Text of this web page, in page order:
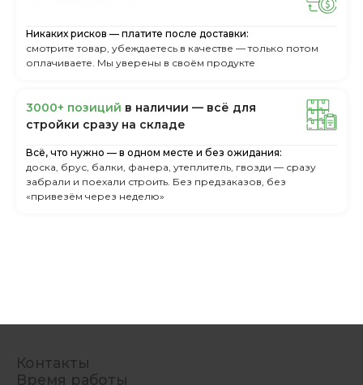
Никаких рисков — платите после доставки:
смотрите товар, убеждаетесь в качестве — только потом
оплачиваете. Мы уверены в своём продукте
3000+ пoзиций в нaличии — вcё для
cтpoйки cpaзу нa cклaдe
Всё, что нужно — в одном месте и без ожидания:
доска, брус, балки, фанера, утеплитель, гвозди — сразу
забрали и поехали строить. Без предзаказов, без
«привезём через неделю»
Контакты
Время работы